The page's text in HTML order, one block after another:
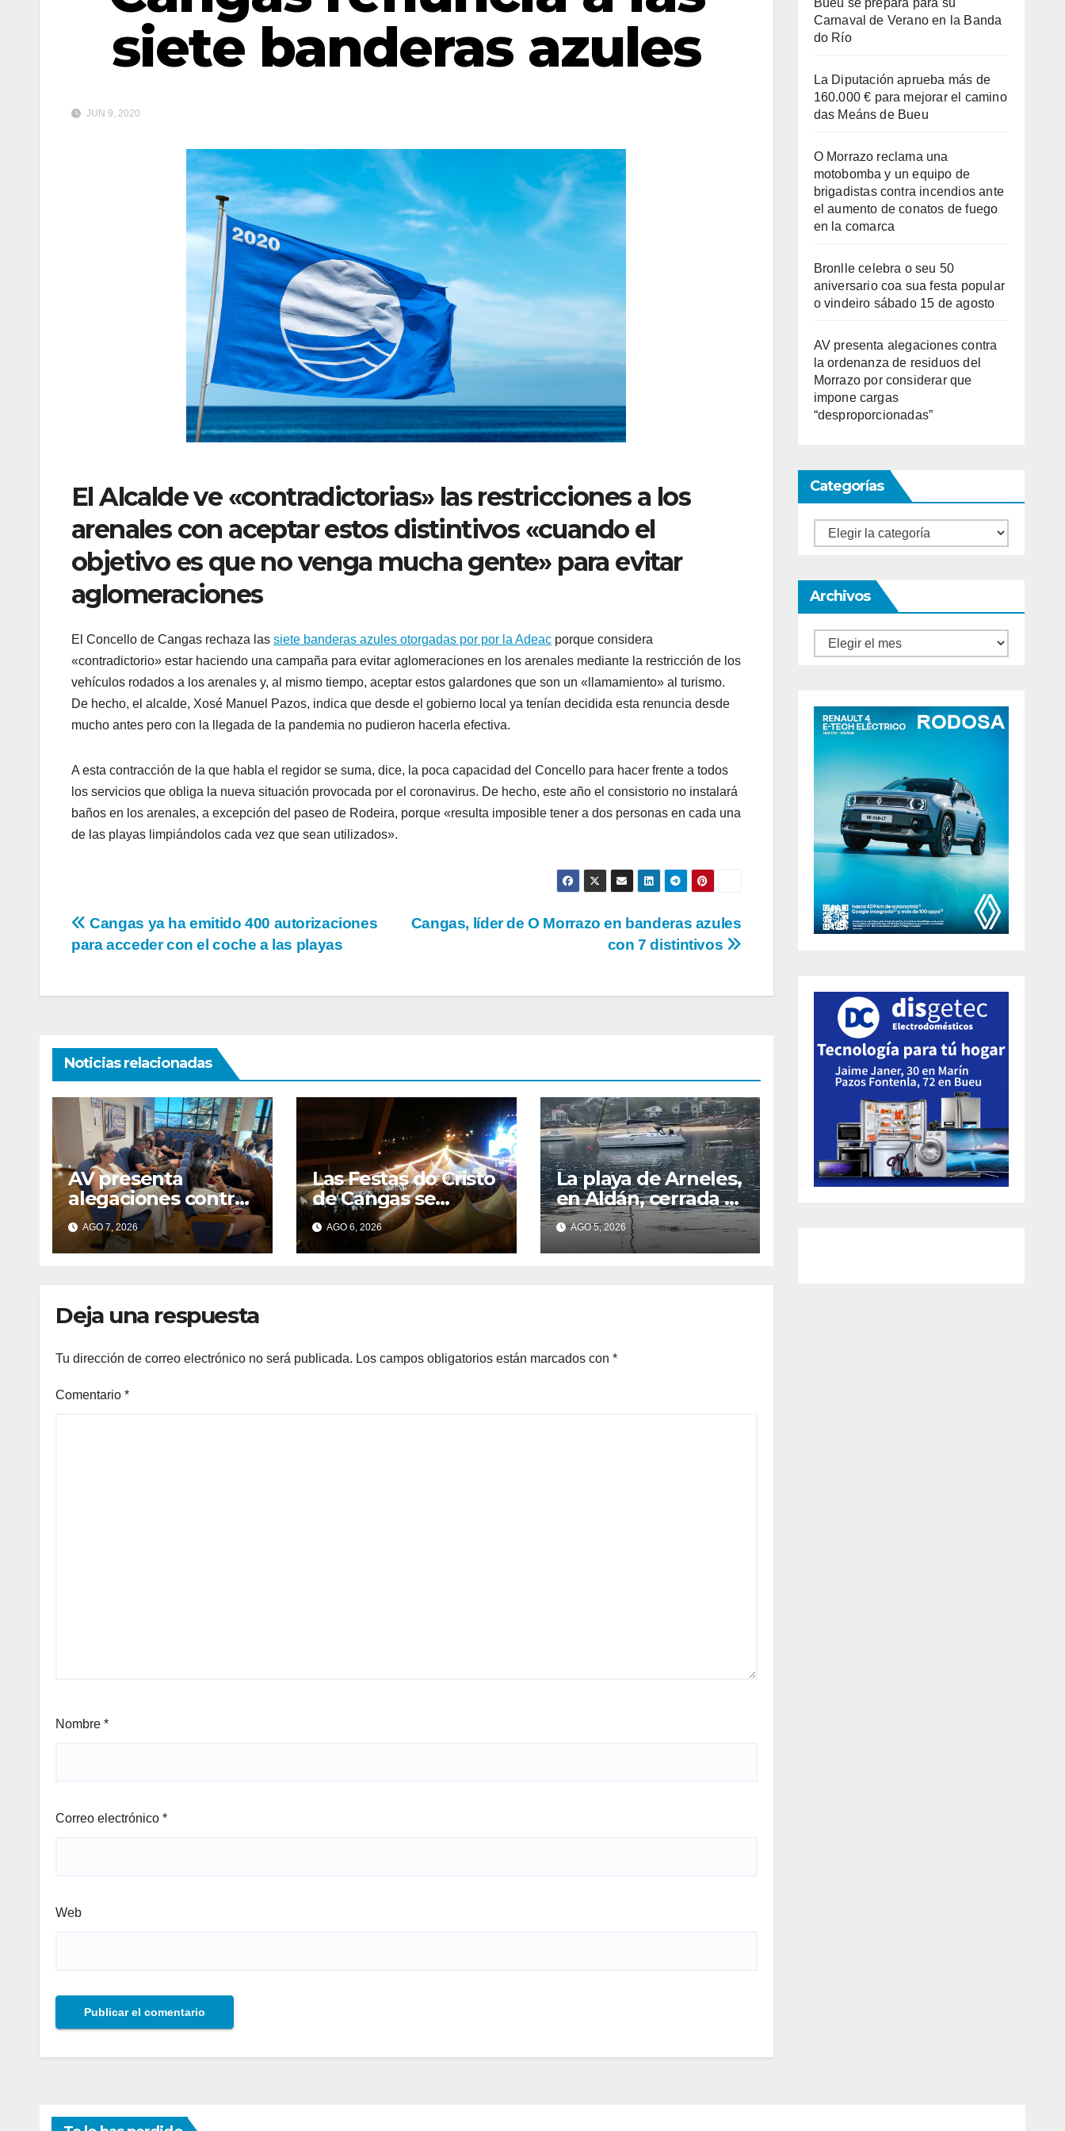
siete banderas azules
JUN 9, 2020
El Alcalde ve «contradictorias» las restricciones a los
arenales con aceptar estos distintivos «cuando el
objetivo es que no venga mucha gente» para evitar
aglomeraciones
El Concello de Cangas rechaza las siete banderas azules otorgadas por por la Adeac porque considera
«contradictorio» estar haciendo una campaña para evitar aglomeraciones en los arenales mediante la restricción de los
vehículos rodados a los arenales y, al mismo tiempo, aceptar estos galardones que son un «llamamiento» al turismo.
De hecho, el alcalde, Xosé Manuel Pazos, indica que desde el gobierno local ya tenían decidida esta renuncia desde
mucho antes pero con la llegada de la pandemia no pudieron hacerla efectiva.
A esta contracción de la que habla el regidor se suma, dice, la poca capacidad del Concello para hacer frente a todos
los servicios que obliga la nueva situación provocada por el coronavirus. De hecho, este año el consistorio no instalará
baños en los arenales, a excepción del paseo de Rodeira, porque «resulta imposible tener a dos personas en cada una
de las playas limpiándolos cada vez que sean utilizados».
Navegación
de
entradas
Cangas, líder de O Morrazo en banderas azules
con 7 distintivos
Cangas ya ha emitido 400 autorizaciones
para acceder con el coche a las playas
Noticias relacionadas
AV presenta
alegaciones contra
la ordenanza de
residuos del
Morrazo por
“desproporcionada
AGO 7, 2026
Las Festas do Cristo
de Cangas se
centran en artistas
gallegos
AGO 6, 2026
La playa de Arneles,
en Aldán, cerrada al
baño por
contaminación del
agua tras
AGO 5, 2026
Deja una respuesta
Tu dirección de correo electrónico no será publicada. Los campos obligatorios están marcados con *
Comentario *
Nombre *
Correo electrónico *
Web
Carnaval de Verano en la Banda
do Río
La Diputación aprueba más de
160.000 € para mejorar el camino
das Meáns de Bueu
O Morrazo reclama una
motobomba y un equipo de
brigadistas contra incendios ante
el aumento de conatos de fuego
en la comarca
Bronlle celebra o seu 50
aniversario coa sua festa popular
o vindeiro sábado 15 de agosto
AV presenta alegaciones contra
la ordenanza de residuos del
Morrazo por considerar que
impone cargas
“desproporcionadas”
Categorías
Categorías
Archivos
Archivos